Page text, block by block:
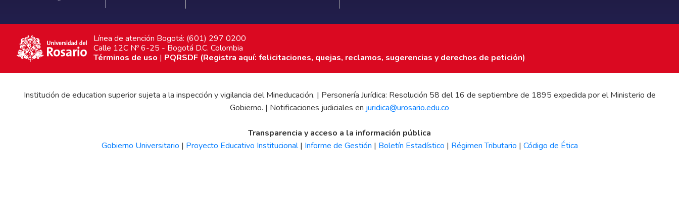
Línea de atención Bogotá: (601) 297 0200
Calle 12C Nº 6-25 - Bogotá D.C. Colombia
Términos de uso | PQRSDF (Registra aquí: felicitaciones, quejas, reclamos, sugerencias y derechos de petición)
Institución de education superior sujeta a la inspección y vigilancia del Mineducación. | Personería Jurídica: Resolución 58 del 16 de septiembre de 1895 expedida por el Ministerio de
Gobierno. | Notificaciones judiciales en juridica@urosario.edu.co
Transparencia y acceso a la información pública
Gobierno Universitario | Proyecto Educativo Institucional| Informe de Gestión | Boletín Estadístico | Régimen Tributario | Código de Ética